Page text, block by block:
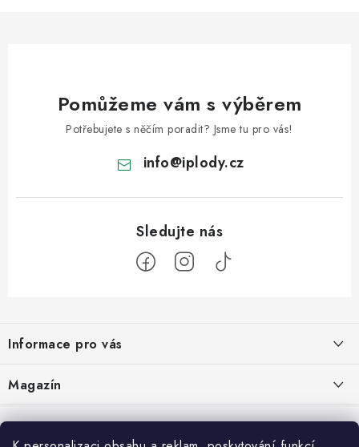
Pomůžeme vám s výběrem
Potřebujete s něčím poradit? Jsme tu pro vás!
info@iplody.cz
p
a
t
í
Informace pro vás
Doprava a platba
Velkoobchod
Magazín
Kombucha – osvěžující nápoj pro zdravé zažívání